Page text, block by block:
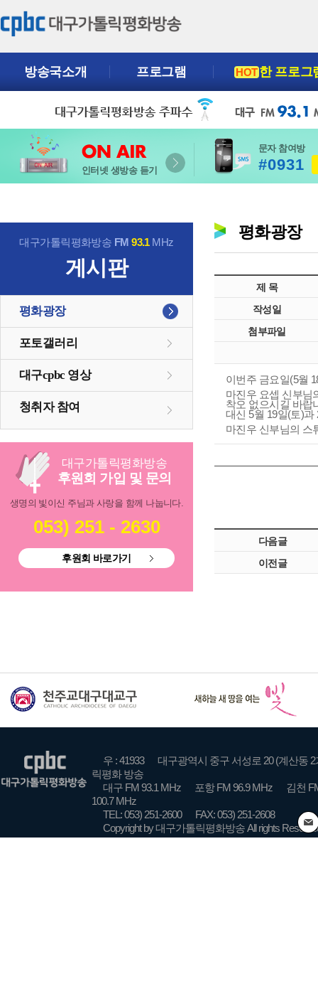
방송국소개 프로그램 HOT한 프로그
인터넷 생방송 듣기
문자 참여방
#0931
대구가톨릭평화방송 FM93.1MHz
게시판
평화광장
포토갤러리
대구cpbc 영상
청취자 참여
대구가톨릭평화방송
후원회 가입 및 문의
생명의 빛이신 주님과 사랑을 함께 나눕니다.
053) 251 - 2630
후원회 바로가기
평화광장
제 목
작성일
첨부파일
이번주 금요일(5월
마진우 요셉 신부님
착오 없으시길 바랍
대신 5월 19일(토)
마진우 신부님의 스
다음글
이전글
우 : 41933
대구광역시 중구 서성로 20 (계산동 2
릭평화 방송
대구 FM 93.1 MHz
포항 FM 96.9 MHz
김천
100.7 MHz
TEL: 053) 251-2600
FAX: 053) 251-2608
Copyright by 대구가톨릭평화방송 All rights